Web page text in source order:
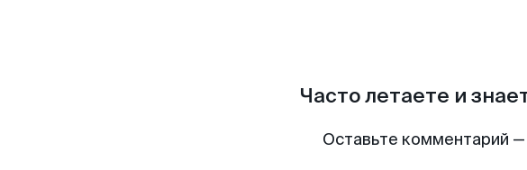
Часто летаете и
Оставьте комментарий